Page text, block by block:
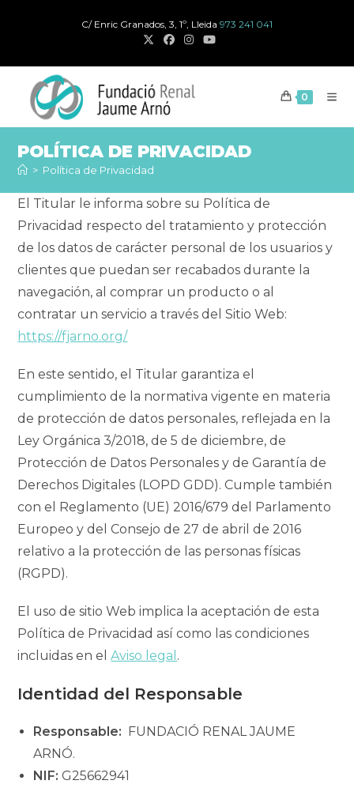
C/ Enric Granados, 3, 1º, Lleida 973 241 041
0
POLÍTICA DE PRIVACIDAD
> Política de Privacidad
El Titular le informa sobre su Política de
Privacidad respecto del tratamiento y protección
de los datos de carácter personal de los usuarios y
clientes que puedan ser recabados durante la
navegación, al comprar un producto o al
contratar un servicio a través del Sitio Web:
https://fjarno.org/
En este sentido, el Titular garantiza el
cumplimiento de la normativa vigente en materia
de protección de datos personales, reflejada en la
Ley Orgánica 3/2018, de 5 de diciembre, de
Protección de Datos Personales y de Garantía de
Derechos Digitales (LOPD GDD). Cumple también
con el Reglamento (UE) 2016/679 del Parlamento
Europeo y del Consejo de 27 de abril de 2016
relativo a la protección de las personas físicas
(RGPD).
El uso de sitio Web implica la aceptación de esta
Política de Privacidad así como las condiciones
incluidas en elAviso legal .
Identidad del Responsable
Responsable: FUNDACIÓ RENAL JAUME
ARNÓ.
NIF: G25662941